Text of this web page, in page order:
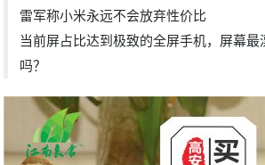
雷军称小米永远不会放弃性价比
当前屏占比达到极致的全屏手机，屏幕
吗？